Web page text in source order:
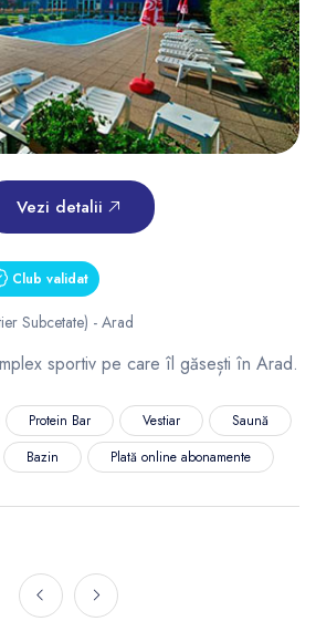
Vezi detalii
Club validat
Subcetate) - Arad
sportiv pe care îl găsești în Arad.
Protein Bar Vestiar
Saună
Bazin Plată online abonamente